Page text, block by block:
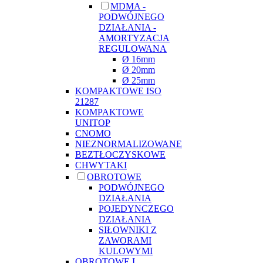
MDMA -
PODWÓJNEGO
DZIAŁANIA -
AMORTYZACJA
REGULOWANA
Ø 16mm
Ø 20mm
Ø 25mm
KOMPAKTOWE ISO
21287
KOMPAKTOWE
UNITOP
CNOMO
NIEZNORMALIZOWANE
BEZTŁOCZYSKOWE
CHWYTAKI
OBROTOWE
PODWÓJNEGO
DZIAŁANIA
POJEDYNCZEGO
DZIAŁANIA
SIŁOWNIKI Z
ZAWORAMI
KULOWYMI